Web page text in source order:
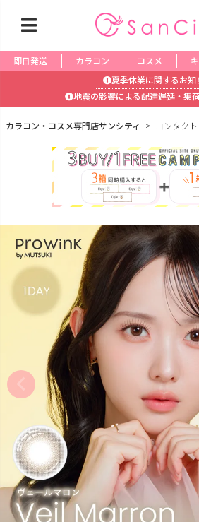
即日発送 カラコン コスメ
夏季休業に関するお知
地震の影響による配達遅延・集
カラコン・コスメ専門店サンシティ コンタク